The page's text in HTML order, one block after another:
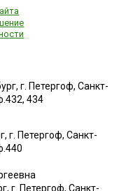
г. Петергоф, Санкт-
434
г. Петергоф, Санкт-
г. Петергоф, Санкт-